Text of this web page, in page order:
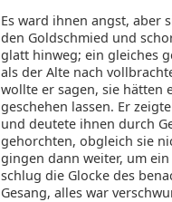
Es ward ihnen angst, aber
den Goldschmied und
glatt hinweg; ein gleiches
als der Alte nach
wollte er sagen, sie hätten
geschehen lassen. Er
und deutete ihnen durch
gehorchten, obgleich sie
gingen dann weiter, um
schlug die Glocke des
Gesang, alles war